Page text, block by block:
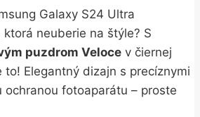
Galaxy S24 Ultra
neuberie na štýle? S
puzdrom Veloce v čiernej
Elegantný dizajn s precíznymi
ochranou fotoaparátu – proste